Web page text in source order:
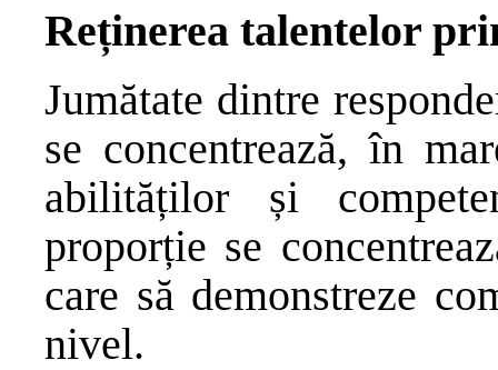
Reținerea talentelor
Jumătate dintre
se concentrează, în
abilităților și
proporție se
care să demonstreze
nivel.